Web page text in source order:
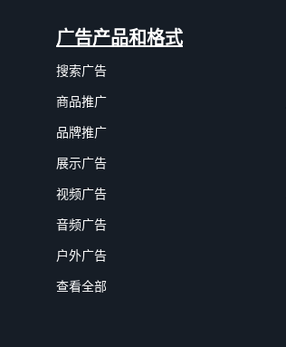
广告产品和格式
搜索广告
商品推广
品牌推广
展示广告
视频广告
音频广告
户外广告
查看全部